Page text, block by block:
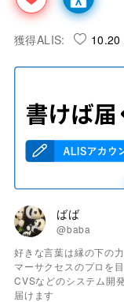
獲得ALIS: 10.20
ばば
@baba
好きな言葉は縁の下の
マーサクセスのプロを
CVSなどのシステム開
届けます